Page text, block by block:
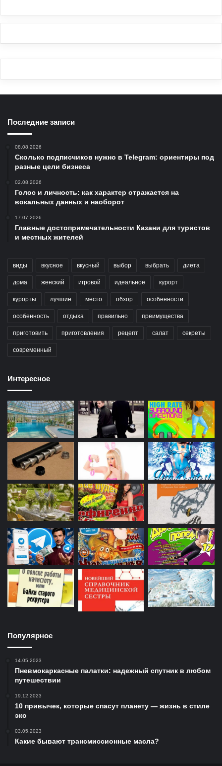
Последние записи
08.08.2026
Сколько подписчиков нужно в Telegram: ориентиры под
разные цели бизнеса
02.08.2026
Голос и личность: как характер отражается на
вокальных данных и наоборот
17.07.2026
Главные достопримечательности Казани для туристов
и местных жителей
виды вкусное вкусный выбор выбрать диета
дома женский игровой идеальное курорт
курорты лучшие место обзор особенности
особенность отдыха правильно преимущества
приготовить приготовления рецепт салат секреты
современный
Интересное
Популярное
14.05.2023
Пневмокаркасные палатки: надежный спутник в любом
путешествии
19.12.2023
10 привычек, которые спасут планету — жизнь в стиле
эко
03.05.2023
Какие бывают трансмиссионные масла?